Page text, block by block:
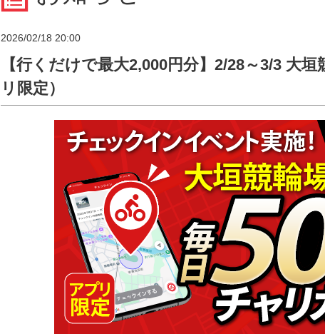
2026/02/18 20:00
【行くだけで最大2,000円分】2/28～3/3 大
リ限定）